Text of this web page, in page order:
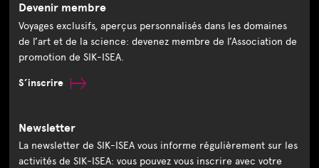
Devenir membre
Voyages exclusifs, aperçus personnalisés dans les domaines
de l’art et de la science: devenez membre de l’Association de
promotion de SIK-ISEA.
S’inscrire
Newsletter
La newsletter de SIK-ISEA vous informe régulièrement sur les
activités de SIK-ISEA: vous pouvez vous inscrire avec votre